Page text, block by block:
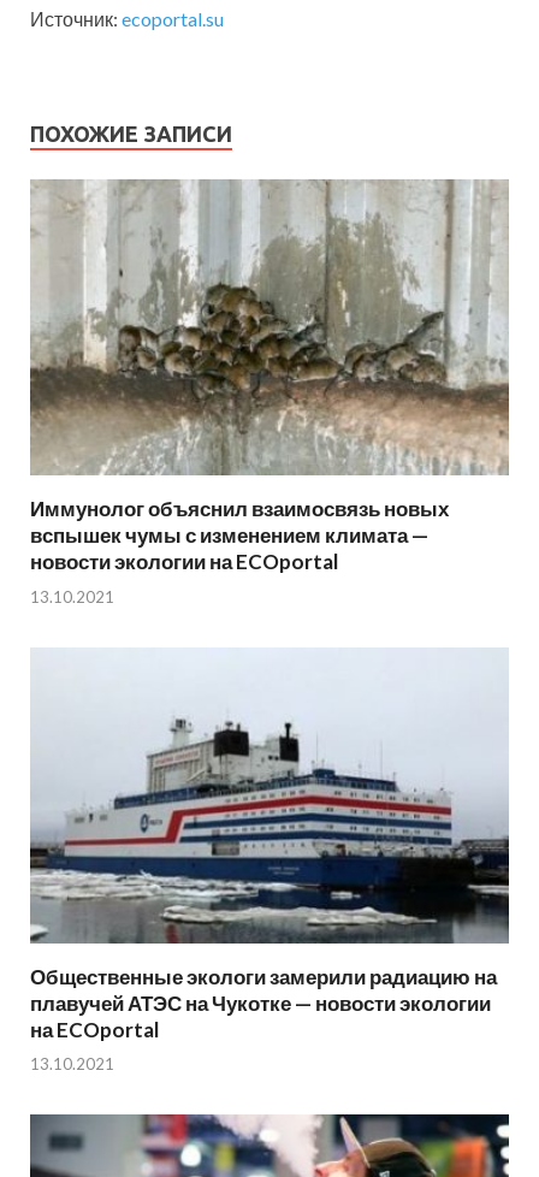
Источник: ecoportal.su
ПОХОЖИЕ ЗАПИСИ
Иммунолог объяснил взаимосвязь новых
вспышек чумы с изменением климата —
новости экологии на ECOportal
13.10.2021
Общественные экологи замерили радиацию на
плавучей АТЭС на Чукотке — новости экологии
на ECOportal
13.10.2021